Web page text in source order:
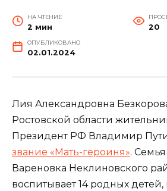
НА ЧТЕНИЕ
2 мин 20
ОПУБЛИКОВАНО
02.01.2024
Лия Александровна
Ростовской области
Президент РФ Владимир
звание «Мать-героиня».
Вареновка Неклиновского
воспитывает 14 родных